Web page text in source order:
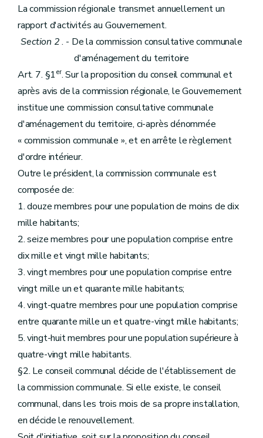
La commission régionale transmet annuellement un
rapport d'activités au Gouvernement.
Section 2. - De la commission consultative communale
d'aménagement du territoire
Art. 7. §1er. Sur la proposition du conseil communal et
après avis de la commission régionale, le Gouvernement
institue une commission consultative communale
d'aménagement du territoire, ci-après dénommée
« commission communale », et en arrête le règlement
d'ordre intérieur.
Outre le président, la commission communale est
composée de:
1. douze membres pour une population de moins de dix
mille habitants;
2. seize membres pour une population comprise entre
dix mille et vingt mille habitants;
3. vingt membres pour une population comprise entre
vingt mille un et quarante mille habitants;
4. vingt-quatre membres pour une population comprise
entre quarante mille un et quatre-vingt mille habitants;
5. vingt-huit membres pour une population supérieure à
quatre-vingt mille habitants.
§2. Le conseil communal décide de l'établissement de
la commission communale. Si elle existe, le conseil
communal, dans les trois mois de sa propre installation,
en décide le renouvellement.